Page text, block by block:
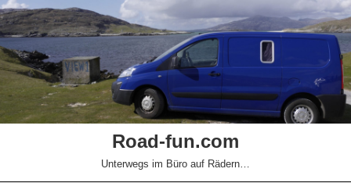
Road-fun.com
Unterwegs im Büro auf Rädern…